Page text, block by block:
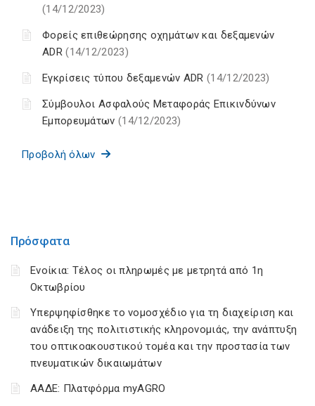
Πρόσφατα
Ενοίκια: Τέλος οι πληρωμές με μετρητά από 1η
Οκτωβρίου
Υπερψηφίσθηκε το νομοσχέδιο για τη διαχείριση και
ανάδειξη της πολιτιστικής κληρονομιάς, την ανάπτυξη
του οπτικοακουστικού τομέα και την προστασία των
πνευματικών δικαιωμάτων
ΑΑΔΕ: Πλατφόρμα myAGRO
(14/12/2023)
Φορείς επιθεώρησης οχημάτων και δεξαμενών
ADR(14/12/2023)
Εγκρίσεις τύπου δεξαμενών ADR(14/12/2023)
Σύμβουλοι Ασφαλούς Μεταφοράς Επικινδύνων
Εμπορευμάτων (14/12/2023)
Προβολή όλων